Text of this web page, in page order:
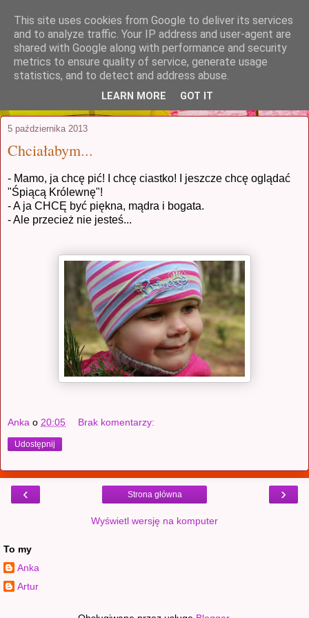
stuczynscy.waw.pl
...czyli coś, co zaczęło się jako relacja
5 października 2013
Chciałabym...
- Mamo, ja chcę pić! I chcę ciastko! I jeszcze chcę oglądać
"Śpiącą Królewnę"!
- A ja CHCĘ być piękna, mądra i bogata.
- Ale przecież nie jesteś...
Anka o 20:05 Brak komentarzy:
Udostępnij
‹ ›
Strona główna
Wyświetl wersję na komputer
To my
Anka
Artur
This site uses cookies from Google to deliver its services
and to analyze traffic. Your IP address and user-agent are
shared with Google along with performance and security
metrics to ensure quality of service, generate usage
statistics, and to detect and address abuse.
LEARN MORE GOT IT